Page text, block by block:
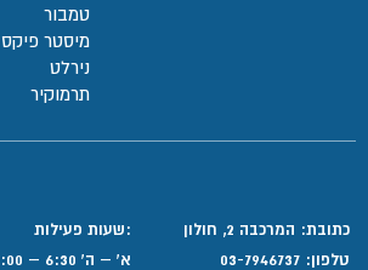
טמבור
מיסטר פיקס
נירלט
תרמוקיר
כתובת: המרכבה 2, חולון
טלפון: 03-7946737
:שעות פעילות
א' – ה' 6:30 – 17:00